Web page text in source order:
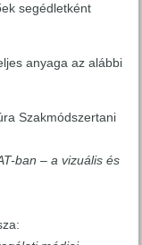
segédletként
anyaga az alábbi
Szakmódszertani
ban – a vizuális és